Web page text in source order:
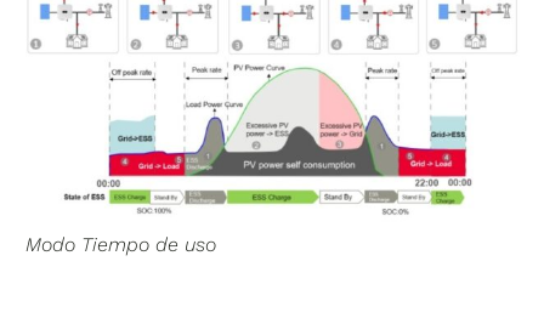
Modo Tiempo de uso